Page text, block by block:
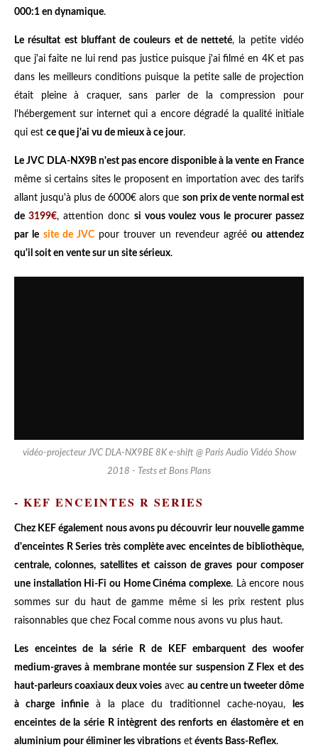
000:1 en dynamique.
Le résultat est bluffant de couleurs et de netteté, la petite vidéo
que j'ai faite ne lui rend pas justice puisque j'ai filmé en 4K et pas
dans les meilleurs conditions puisque la petite salle de projection
était pleine à craquer, sans parler de la compression pour
l'hébergement sur internet qui a encore dégradé la qualité initiale
qui est ce que j'ai vu de mieux à ce jour.
Le JVC DLA-NX9B n'est pas encore disponible à la vente en France
même si certains sites le proposent en importation avec des tarifs
allant jusqu'à plus de 6000€ alors que son prix de vente normal est
de 3199€, attention donc si vous voulez vous le procurer passez
par le site de JVC pour trouver un revendeur agréé ou attendez
qu'il soit en vente sur un site sérieux.
vidéo-projecteur JVC DLA-NX9BE 8K e-shift @ Paris Audio Vidéo Show
2018 - Tests et Bons Plans
- KEF ENCEINTES R SERIES
Chez KEF également nous avons pu découvrir leur nouvelle gamme
d'enceintes R Series très complète avec enceintes de bibliothèque,
centrale, colonnes, satellites et caisson de graves pour composer
une installation Hi-Fi ou Home Cinéma complexe. Là encore nous
sommes sur du haut de gamme même si les prix restent plus
raisonnables que chez Focal comme nous avons vu plus haut.
Les enceintes de la série R de KEF embarquent des woofer
medium-graves à membrane montée sur suspension Z Flex et des
haut-parleurs coaxiaux deux voies avec au centre un tweeter dôme
à charge infinieà la place du traditionnel cache-noyau,
les
enceintes de la série R intègrent des renforts en élastomère et en
aluminium pour éliminer les vibrations et évents Bass-Reflex.